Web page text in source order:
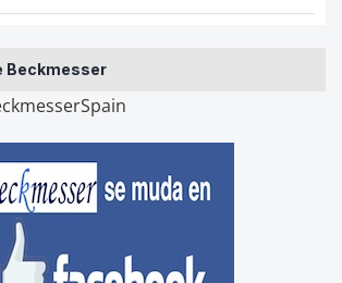
Beckmesser